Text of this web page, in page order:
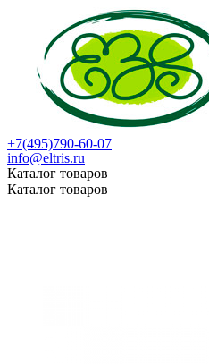
+7(495)790-60-07
info@eltris.ru
Каталог товаров
Каталог товаров